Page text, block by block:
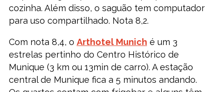
cozinha. Além disso, o saguão tem computador
para uso compartilhado. Nota 8,2.
Com nota 8,4, o Arthotel Munich é um 3
estrelas pertinho do Centro Histórico de
Munique (3 km ou 13min de carro). A estação
central de Munique fica a 5 minutos andando.